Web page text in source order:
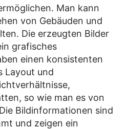
Man kann
von Gebäuden und
Die erzeugten Bilder
grafisches
einen konsistenten
Layout und
so wie man es von
Bildinformationen sind
und zeigen ein